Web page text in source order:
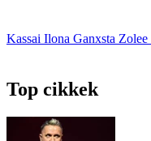
Kassai Ilona Ganxsta Zolee
Top cikkek